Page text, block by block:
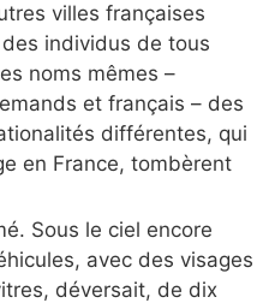
villes françaises
individus de tous
noms mêmes –
et français – des
différentes, qui
en France, tombèrent
Sous le ciel encore
avec des visages
déversait, de dix